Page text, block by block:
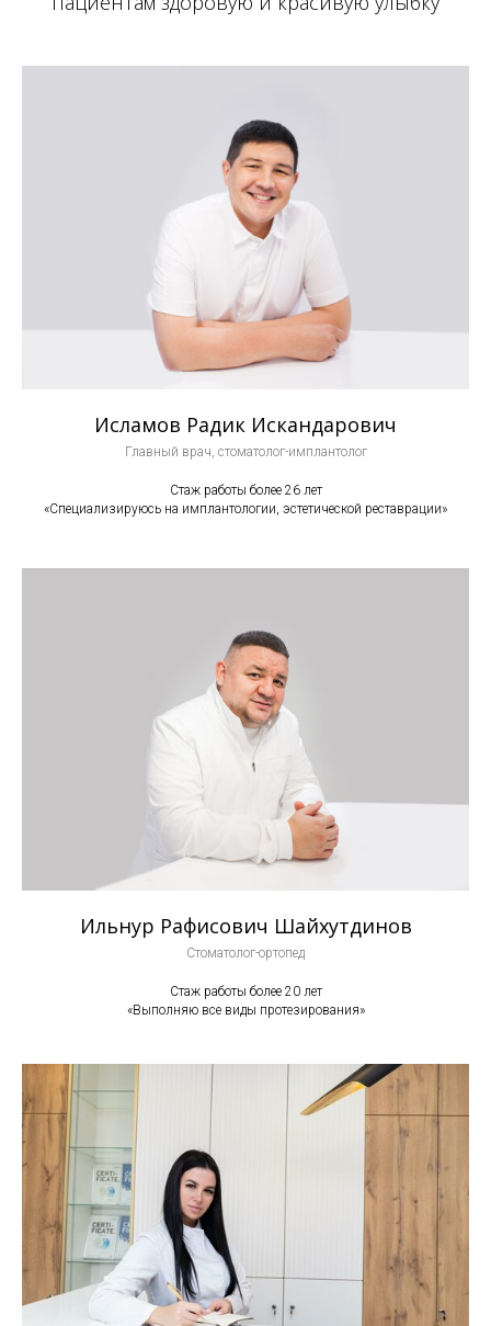
Исламов Радик Искандарович
Главный врач, стоматолог-имплантолог
Стаж работы более 26 лет
«Специализируюсь на имплантологии, эстетической реставрации»
Ильнур Рафисович Шайхутдинов
Стоматолог-ортопед
Стаж работы более 20 лет
«Выполняю все виды протезирования»